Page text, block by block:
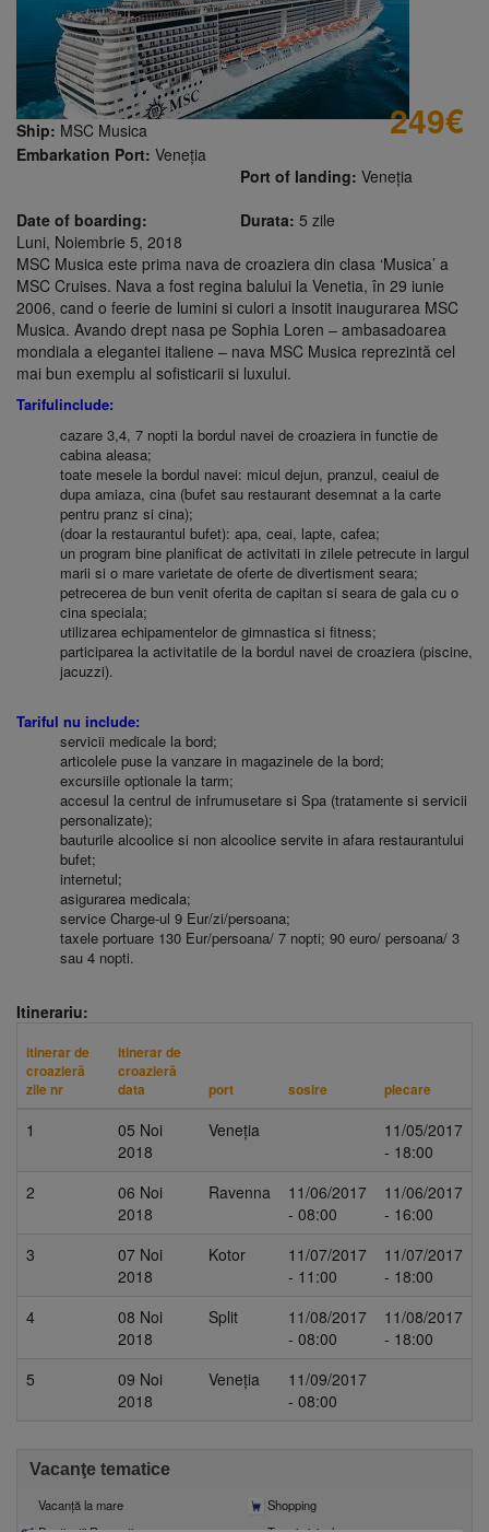
Ship: MSC Musica 249€
Embarkation Port: Veneția
Port of landing: Veneția
Date of boarding:
Luni, Noiembrie 5, 2018
Durata: 5 zile
MSC Musica este prima nava de croaziera din clasa ‘Musica’ a
MSC Cruises. Nava a fost regina balului la Venetia, în 29 iunie
2006, cand o feerie de lumini si culori a insotit inaugurarea MSC
Musica. Avando drept nasa pe Sophia Loren – ambasadoarea
mondiala a elegantei italiene – nava MSC Musica reprezintă cel
mai bun exemplu al sofisticarii si luxului.
Tarifulinclude:
cazare 3,4, 7 nopti la bordul navei de croaziera in functie de
cabina aleasa;
toate mesele la bordul navei: micul dejun, pranzul, ceaiul de
dupa amiaza, cina (bufet sau restaurant desemnat a la carte
pentru pranz si cina);
(doar la restaurantul bufet): apa, ceai, lapte, cafea;
un program bine planificat de activitati in zilele petrecute in largul
marii si o mare varietate de oferte de divertisment seara;
petrecerea de bun venit oferita de capitan si seara de gala cu o
cina speciala;
utilizarea echipamentelor de gimnastica si fitness;
participarea la activitatile de la bordul navei de croaziera (piscine,
jacuzzi).
Tariful nu include:
servicii medicale la bord;
articolele puse la vanzare in magazinele de la bord;
excursiile optionale la tarm;
accesul la centrul de infrumusetare si Spa (tratamente si servicii
personalizate);
bauturile alcoolice si non alcoolice servite in afara restaurantului
bufet;
internetul;
asigurarea medicala;
service Charge-ul 9 Eur/zi/persoana;
taxele portuare 130 Eur/persoana/ 7 nopti; 90 euro/ persoana/ 3
sau 4 nopti.
Itinerariu:
itinerar de
croazieră
zile nr
itinerar de
croazieră
data
port sosire plecare
1
05 Noi
2018
Veneția
11/05/2017
- 18:00
2
06 Noi
2018
Ravenna
11/06/2017
- 08:00
11/06/2017
- 16:00
3
07 Noi
2018
Kotor
11/07/2017
- 11:00
11/07/2017
- 18:00
4
08 Noi
2018
Split
11/08/2017
- 08:00
11/08/2017
- 18:00
5
09 Noi
2018
Veneția
11/09/2017
- 08:00
Vacanţe tematice
Vacanţă la mare
Shopping